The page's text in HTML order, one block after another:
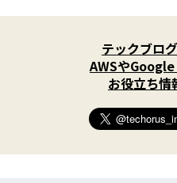
テックブロ
AWSや
お役立ち情